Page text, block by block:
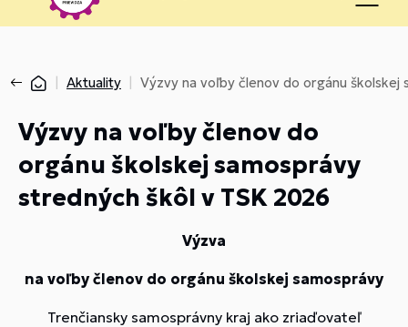
Aktuality Výzvy na voľby členov do orgánu
Výzvy na voľby členov do
orgánu školskej samosprávy
stredných škôl v TSK 2026
Výzva
na voľby členov do orgánu školskej samosprávy
Trenčiansky samosprávny kraj ako zriaďovateľ